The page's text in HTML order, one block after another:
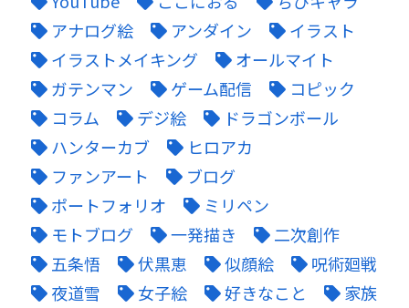
アナログ絵
アンダイン
イラスト
イラストメイキング
オールマイト
ガテンマン
ゲーム配信
コピック
コラム
デジ絵
ドラゴンボール
ハンターカブ
ヒロアカ
ファンアート
ブログ
ポートフォリオ
ミリペン
モトブログ
一発描き
二次創作
五条悟
伏黒恵 似顔絵
呪術廻戦
夜道雪
女子絵 好きなこと 家族